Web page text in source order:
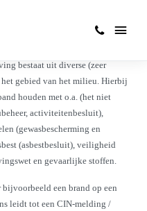
bestaat uit diverse (zeer
gebied van het milieu. Hierbij
houden met o.a. (het niet
activiteitenbesluit),
(gewasbescherming en
(asbestbesluit), veiligheid
en gevaarlijke stoffen.
een brand op een
leidt tot een CIN-melding /